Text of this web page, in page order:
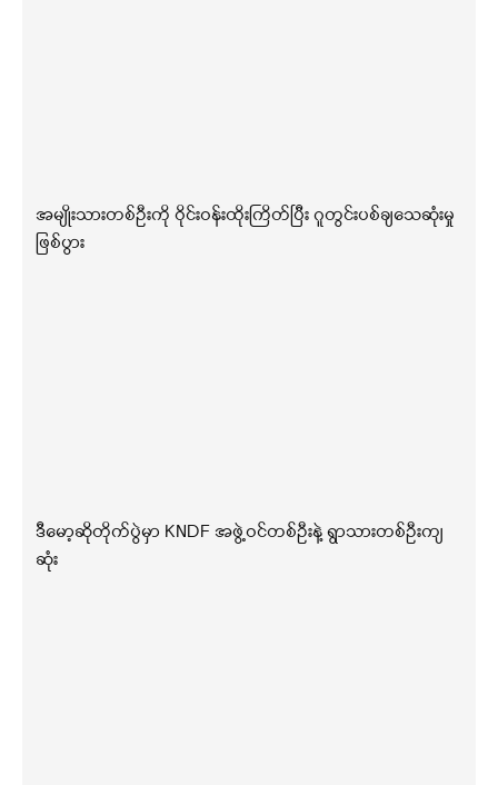
အမျိုးသားတစ်ဦးကို ဝိုင်းဝန်းထိုးကြိတ်ပြီး ဂူတွင်းပစ်ချသေဆုံးမှု
ဖြစ်ပွား
ဒီမော့ဆိုတိုက်ပွဲမှာ KNDF အဖွဲ့ဝင်တစ်ဦးနဲ့ ရွာသားတစ်ဦးကျ
ဆုံး